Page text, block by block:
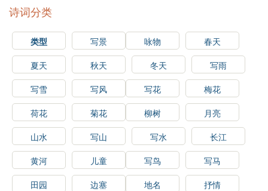
诗词分类
类型 写景 咏物
春天
夏天
秋天 冬天
写雨
写雪
写风 写花
梅花
荷花
菊花 柳树
月亮
山水
写山 写水
长江
黄河
儿童 写鸟
写马
田园
边塞 地名
抒情